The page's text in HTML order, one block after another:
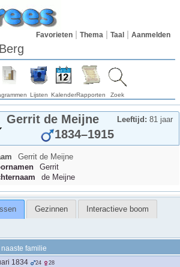
Favorieten Thema Taal Aanmelden
Lijsten KalenderRapporten Zoek
Gerrit de Meijne Leeftijd: 81 jaar
1834–1915
Gerrit de Meijne
Gerrit
de Meijne
Gezinnen Interactieve boom
familie
1834 24 28